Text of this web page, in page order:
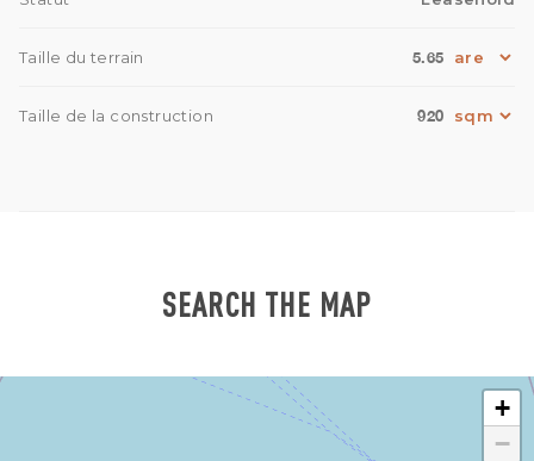
Taille du terrain 5.65
Taille de la construction 920
SEARCH THE MAP
+
−